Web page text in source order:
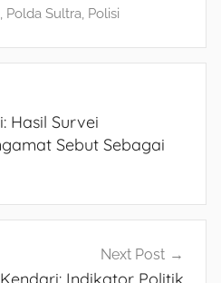
, Polda Sultra, Polisi
Hasil Survei
Sebut Sebagai
Next Post
Indikator Politik